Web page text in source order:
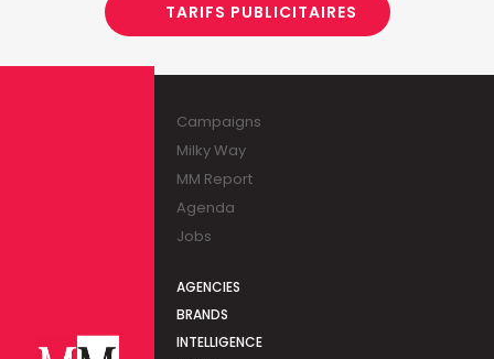
TARIFS PUBLICITAIRES
Campaigns
Milky Way
MM Report
Agenda
Jobs
AGENCIES
BRANDS
INTELLIGENCE